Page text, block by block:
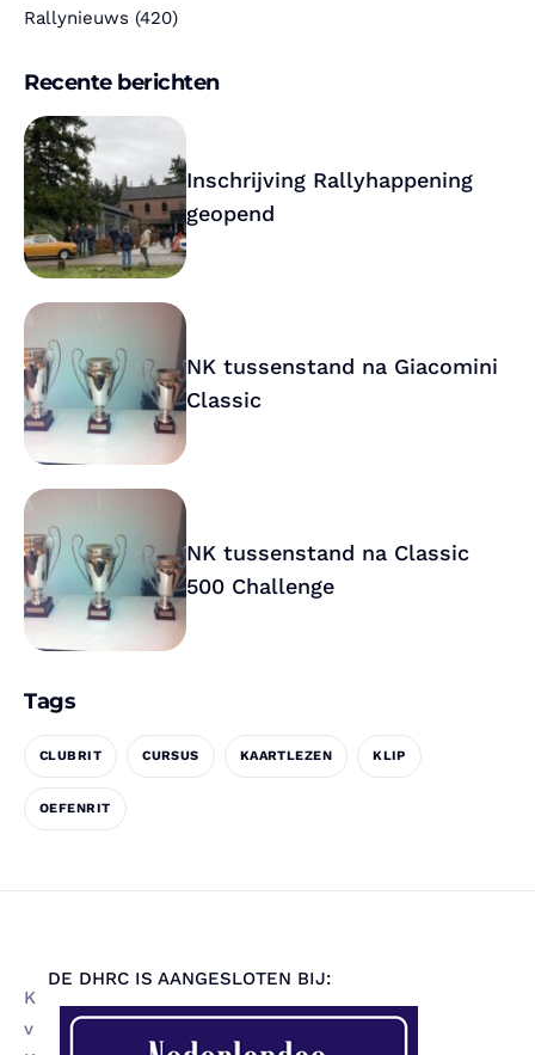
Rallynieuws (420)
Recente berichten
Inschrijving Rallyhappening
geopend
NK tussenstand na Giacomini
Classic
NK tussenstand na Classic
500 Challenge
Tags
CLUBRIT CURSUS KAARTLEZEN KLIP
OEFENRIT
K
v
DE DHRC IS AANGESLOTEN BIJ: